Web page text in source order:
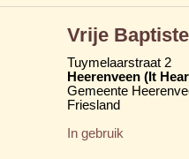
Vrije
Tuymelaarstraat 2
Heerenveen (It
Gemeente
Friesland
In gebruik